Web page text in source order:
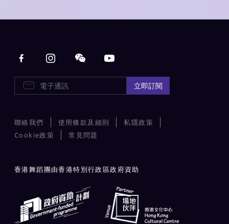
Main navigation
E-Newsletters 立即訂閱
聯絡我們 使用條款及細則
私隱政策
Cookie政策
常見問題
香港舞蹈團由香港特別行政區政府資助